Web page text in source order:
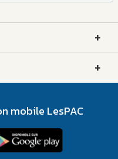
+
+
mobile LesPAC